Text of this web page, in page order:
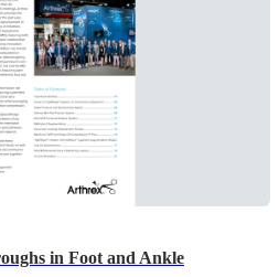
in Foot and Ankle